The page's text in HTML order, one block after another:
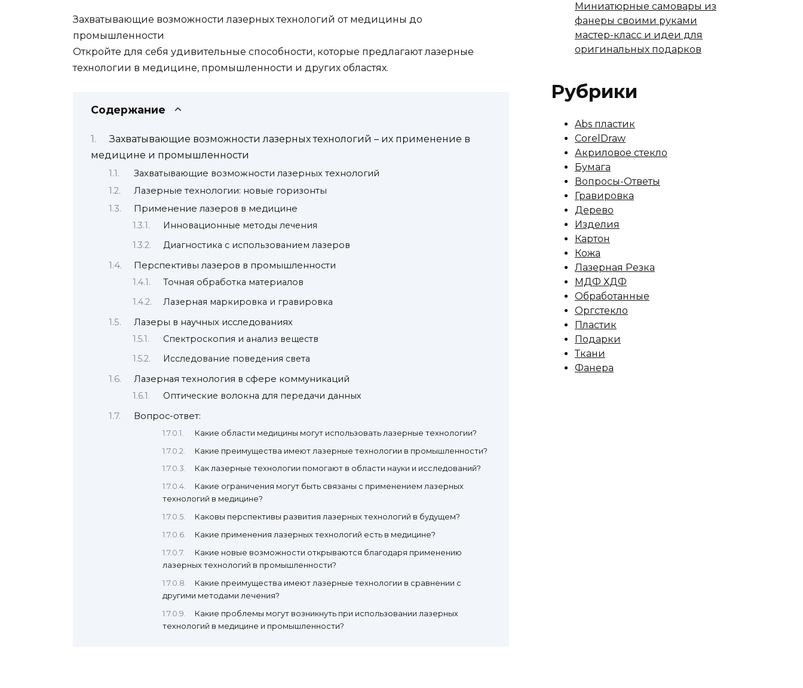
Захватывающие возможности лазерных технологий от медицины до
промышленности
Откройте для себя удивительные способности, которые предлагают лазерные
технологии в медицине, промышленности и других областях.
Содержание
Захватывающие возможности лазерных технологий – их применение в
медицине и промышленности
Захватывающие возможности лазерных технологий
Лазерные технологии: новые горизонты
Применение лазеров в медицине
Инновационные методы лечения
Диагностика с использованием лазеров
Перспективы лазеров в промышленности
Точная обработка материалов
Лазерная маркировка и гравировка
Лазеры в научных исследованиях
Спектроскопия и анализ веществ
Исследование поведения света
Лазерная технология в сфере коммуникаций
Оптические волокна для передачи данных
Вопрос-ответ:
Какие области медицины могут использовать лазерные технологии?
Какие преимущества имеют лазерные технологии в промышленности?
Как лазерные технологии помогают в области науки и исследований?
Какие ограничения могут быть связаны с применением лазерных
технологий в медицине?
Каковы перспективы развития лазерных технологий в будущем?
Какие применения лазерных технологий есть в медицине?
Какие новые возможности открываются благодаря применению
лазерных технологий в промышленности?
Какие преимущества имеют лазерные технологии в сравнении с
другими методами лечения?
Какие проблемы могут возникнуть при использовании лазерных
технологий в медицине и промышленности?
Миниатюрные самовары из
фанеры своими руками
мастер-класс и идеи для
оригинальных подарков
Рубрики
Abs пластик
CorelDraw
Акриловое стекло
Бумага
Вопросы-Ответы
Гравировка
Дерево
Изделия
Картон
Кожа
Лазерная Резка
МДФ ХДФ
Обработанные
Оргстекло
Пластик
Подарки
Ткани
Фанера